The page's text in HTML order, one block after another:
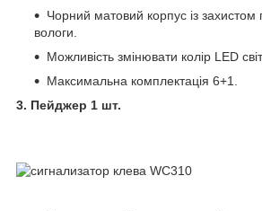
Чорний матовий корпус із захистом
вологи.
Можливість змінювати колір LED
Максимальна комплектація 6+1.
3. Пейджер 1 шт.